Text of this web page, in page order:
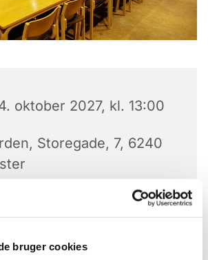
bruger cookies
oktober 2027, kl. 13:00
Storegade, 7, 6240
uger kl. 13 i konfirmandstuen